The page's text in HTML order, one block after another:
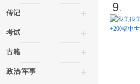
传记
考试
古籍
政治/军事
9.